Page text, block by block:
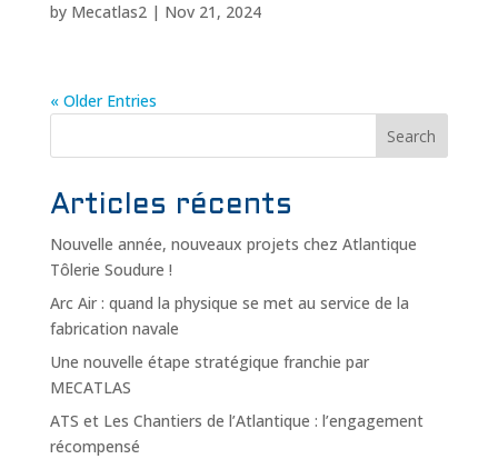
by Mecatlas2| Nov 21, 2024
« Older Entries
Search
Articles récents
Nouvelle année, nouveaux projets chez Atlantique
Tôlerie Soudure !
Arc Air : quand la physique se met au service de la
fabrication navale
Une nouvelle étape stratégique franchie par
MECATLAS
ATS et Les Chantiers de l’Atlantique : l’engagement
récompensé